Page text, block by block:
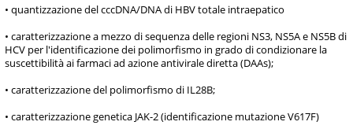
• quantizzazione del cccDNA/DNA di HBV totale intraepatico
• caratterizzazione a mezzo di sequenza delle regioni NS3, NS5A e NS5B di
HCV per l'identificazione dei polimorfismo in grado di condizionare la
suscettibilità ai farmaci ad azione antivirale diretta (DAAs);
• caratterizzazione del polimorfismo di IL28B;
• caratterizzazione genetica JAK-2 (identificazione mutazione V617F)